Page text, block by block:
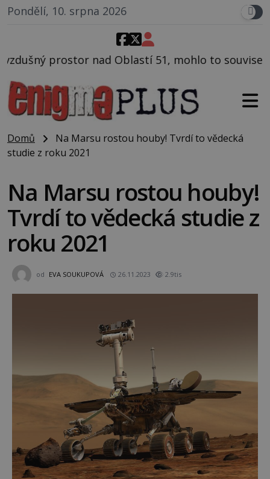
Pondělí, 10. srpna 2026
Oblastí 51, mohlo to souviset s testováním
Domů
Na Marsu rostou houby! Tvrdí to vědecká
studie z roku 2021
Na Marsu rostou houby!
Tvrdí to vědecká studie z
roku 2021
od EVA SOUKUPOVÁ 26.11.2023 2.9tis